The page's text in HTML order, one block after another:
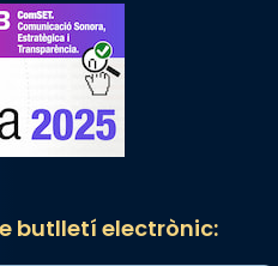
butlletí electrònic: